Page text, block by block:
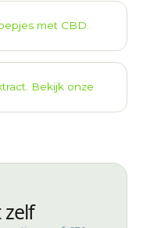
met CBD.
Bekijk onze
zelf